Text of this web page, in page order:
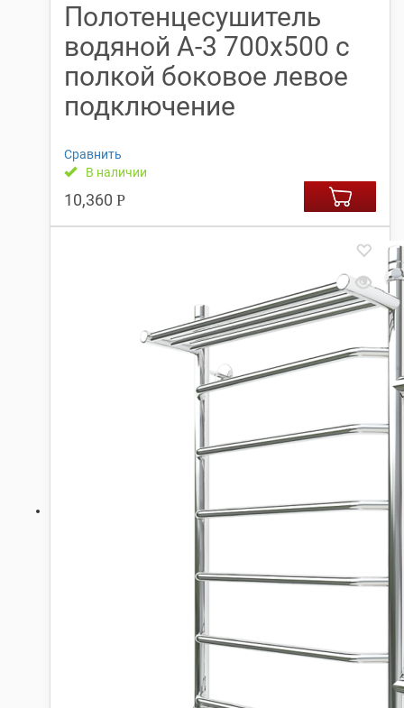
Полотенцесушитель
водяной А-3 700х500 с
полкой боковое левое
подключение
Сравнить
В наличии
10,360 Р